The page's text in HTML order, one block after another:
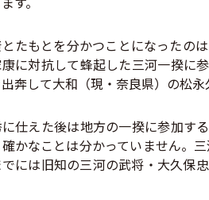
たもとを分かつことになったの
に対抗して蜂起した三河一揆に
奔して大和（現・奈良県）の松永
仕えた後は地方の一揆に参加す
かなことは分かっていません。
には旧知の三河の武将・大久保